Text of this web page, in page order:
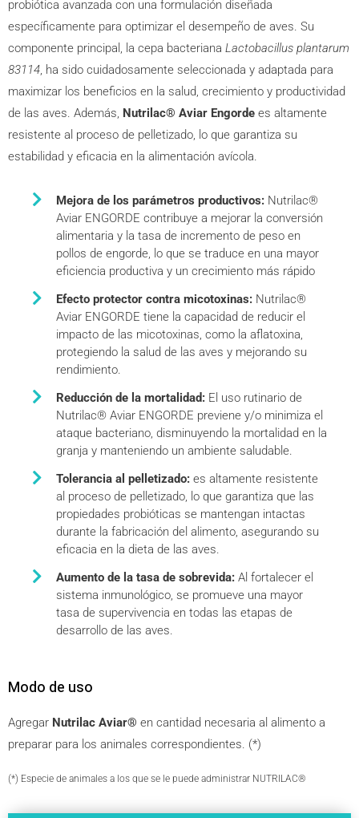
probiótica avanzada con una formulación diseñada
específicamente para optimizar el desempeño de aves. Su
componente principal, la cepa bacteriana Lactobacillus plantarum
83114, ha sido cuidadosamente seleccionada y adaptada para
maximizar los beneficios en la salud, crecimiento y productividad
de las aves. Además, Nutrilac® Aviar Engorde es altamente
resistente al proceso de pelletizado, lo que garantiza su
estabilidad y eficacia en la alimentación avícola.
Mejora de los parámetros productivos: Nutrilac®
Aviar ENGORDE contribuye a mejorar la conversión
alimentaria y la tasa de incremento de peso en
pollos de engorde, lo que se traduce en una mayor
eficiencia productiva y un crecimiento más rápido
Efecto protector contra micotoxinas: Nutrilac®
Aviar ENGORDE tiene la capacidad de reducir el
impacto de las micotoxinas, como la aflatoxina,
protegiendo la salud de las aves y mejorando su
rendimiento.
Reducción de la mortalidad: El uso rutinario de
Nutrilac® Aviar ENGORDE previene y/o minimiza el
ataque bacteriano, disminuyendo la mortalidad en la
granja y manteniendo un ambiente saludable.
Tolerancia al pelletizado: es altamente resistente
al proceso de pelletizado, lo que garantiza que las
propiedades probióticas se mantengan intactas
durante la fabricación del alimento, asegurando su
eficacia en la dieta de las aves.
Aumento de la tasa de sobrevida: Al fortalecer el
sistema inmunológico, se promueve una mayor
tasa de supervivencia en todas las etapas de
desarrollo de las aves.
Modo de uso
Agregar Nutrilac Aviar® en cantidad necesaria al alimento a
preparar para los animales correspondientes. (*)
(*) Especie de animales a los que se le puede administrar NUTRILAC®